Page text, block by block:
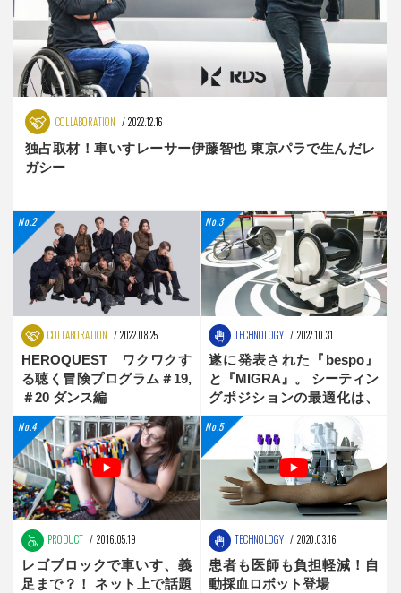
COLLABORATION 2022.12.16
独占取材！車いすレーサー伊藤智也 東京パラで生んだレ
ガシー
COLLABORATION 2022.08.25
HEROQUEST ワクワクす
る聴く冒険プログラム＃19,
＃20 ダンス編
TECHNOLOGY 2022.10.31
遂に発表された『bespo』
と『MIGRA』。 シーティン
グポジションの最適化は、
新時代へ
PRODUCT 2016.05.19
レゴブロックで車いす、義
足まで？！ ネット上で話題
TECHNOLOGY 2020.03.16
患者も医師も負担軽減！自
動採血ロボット登場